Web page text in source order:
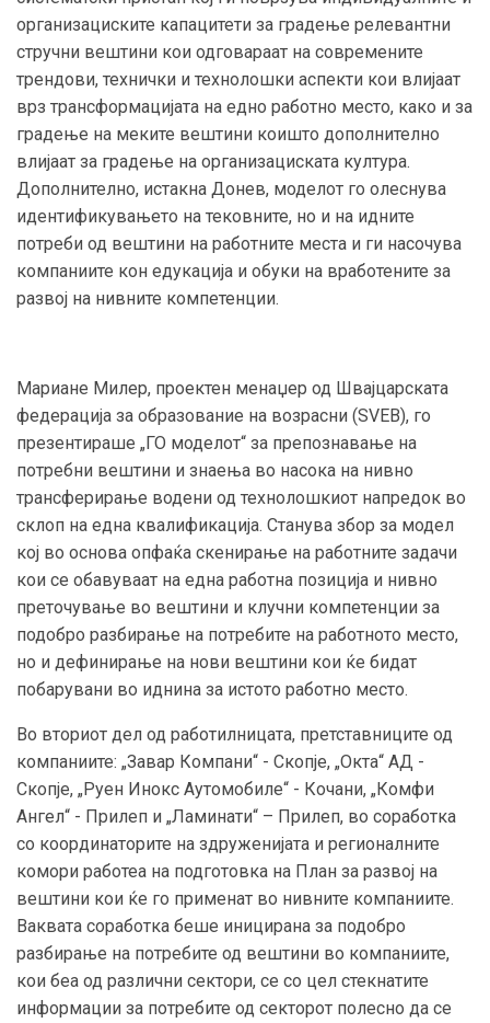
организациските капацитети за градење релевантни
стручни вештини кои одговараат на современите
трендови, технички и технолошки аспекти кои влијаат
врз трансформацијата на едно работно место, како и за
градење на меките вештини коишто дополнително
влијаат за градење на организациската култура.
Дополнително, истакна Донев, моделот го олеснува
идентификувањето на тековните, но и на идните
потреби од вештини на работните места и ги насочува
компаниите кон едукација и обуки на вработените за
развој на нивните компетенции.
Мариане Милер, проектен менаџер од Швајцарската
федерација за образование на возрасни (SVEB), го
презентираше „ГО моделот“ за препознавање на
потребни вештини и знаења во насока на нивно
трансферирање водени од технолошкиот напредок во
склоп на една квалификација. Станува збор за модел
кој во основа опфаќа скенирање на работните задачи
кои се обавуваат на една работна позиција и нивно
преточување во вештини и клучни компетенции за
подобро разбирање на потребите на работното место,
но и дефинирање на нови вештини кои ќе бидат
побарувани во иднина за истото работно место.
Во вториот дел од работилницата, претставниците од
компаниите: „Завар Компани“ - Скопје, „Окта“ АД -
Скопје, „Руен Инокс Аутомобиле“ - Кочани, „Комфи
Ангел“ - Прилеп и „Ламинати“ – Прилеп, во соработка
со координаторите на здруженијата и регионалните
комори работеа на подготовка на План за развој на
вештини кои ќе го применат во нивните компаниите.
Ваквата соработка беше иницирана за подобро
разбирање на потребите од вештини во компаниите,
кои беа од различни сектори, се со цел стекнатите
информации за потребите од секторот полесно да се